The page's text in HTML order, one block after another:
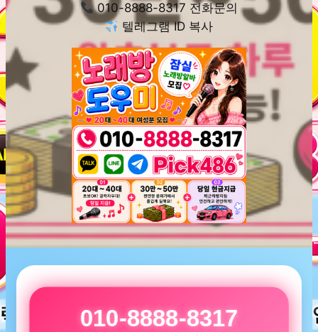
010-8888-8317 전화문의
텔레그램 ID 복사
010-8888-8317